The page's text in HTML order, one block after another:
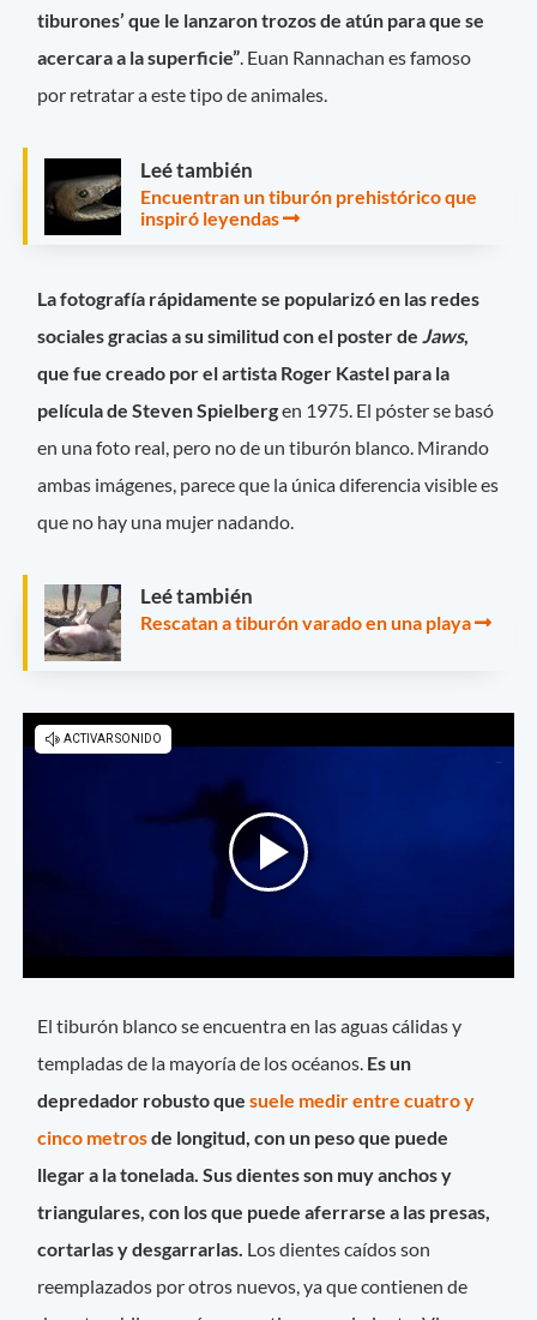
tiburones’ que le lanzaron trozos de atún para que se
acercara a la superficie”. Euan Rannachan es famoso
por retratar a este tipo de animales.
Leé también
Encuentran un tiburón prehistórico que
inspiró leyendas
La fotografía rápidamente se popularizó en las redes
sociales gracias a su similitud con el poster de Jaws,
que fue creado por el artista Roger Kastel para la
película de Steven Spielbergen 1975. El póster se basó
en una foto real, pero no de un tiburón blanco. Mirando
ambas imágenes, parece que la única diferencia visible es
que no hay una mujer nadando.
Leé también
Rescatan a tiburón varado en una playa
El tiburón blanco se encuentra en las aguas cálidas y
templadas de la mayoría de los océanos. Es un
depredador robusto quesuele medir entre cuatro y
cinco metrosde longitud, con un peso que puede
llegar a la tonelada. Sus dientes son muy anchos y
triangulares, con los que puede aferrarse a las presas,
cortarlas y desgarrarlas. Los dientes caídos son
reemplazados por otros nuevos, ya que contienen de